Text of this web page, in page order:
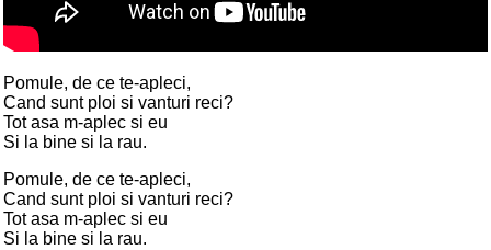
Pomule, de ce te-apleci,
Cand sunt ploi si vanturi reci?
Tot asa m-aplec si eu
Si la bine si la rau.
Pomule, de ce te-apleci,
Cand sunt ploi si vanturi reci?
Tot asa m-aplec si eu
Si la bine si la rau.